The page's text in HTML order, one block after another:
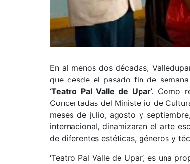
En al menos dos décadas,
que desde el pasado fin de
‘Teatro Pal Valle de Upar’. Como
Concertadas del Ministerio de
meses de julio, agosto y
internacional, dinamizaran el arte
de diferentes estéticas, géneros y
‘Teatro Pal Valle de Upar’, es una